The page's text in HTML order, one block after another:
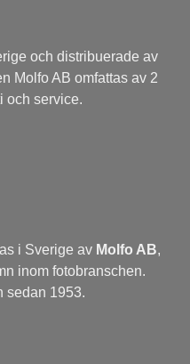
och distribuerade av
Molfo AB omfattas av 2
och service.
i Sverige av Molfo AB,
inom fotobranschen.
sedan 1953.